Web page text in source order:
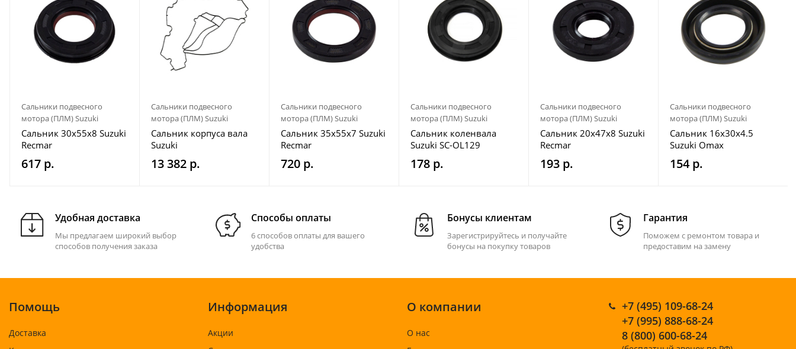
Сальники подвесного
мотора (ПЛМ) Suzuki
Сальник 30х55х8 Suzuki
Recmar
617 р.
Сальники подвесного
мотора (ПЛМ) Suzuki
Сальник корпуса вала
Suzuki
13 382 р.
Сальники подвесного
мотора (ПЛМ) Suzuki
Сальник 35х55х7 Suzuki
Recmar
720 р.
Сальники подвесного
мотора (ПЛМ) Suzuki
Сальник коленвала
Suzuki SC-OL129
178 р.
Сальники подвесного
мотора (ПЛМ) Suzuki
Сальник 20x47x8 Suzuki
Recmar
193 р.
Сальники подвесного
мотора (ПЛМ) Suzuki
Сальник 16x30x4.5
Suzuki Omax
154 р.
Удобная доставка
Мы предлагаем широкий выбор
способов получения заказа
Способы оплаты
6 способов оплаты для вашего
удобства
Бонусы клиентам
Зарегистрируйтесь и получайте
бонусы на покупку товаров
Гарантия
Поможем с ремонтом товара и
предоставим на замену
Помощь
Доставка
Информация
Акции
О компании
О нас
+7 (495) 109-68-24
+7 (995) 888-68-24
8 (800) 600-68-24